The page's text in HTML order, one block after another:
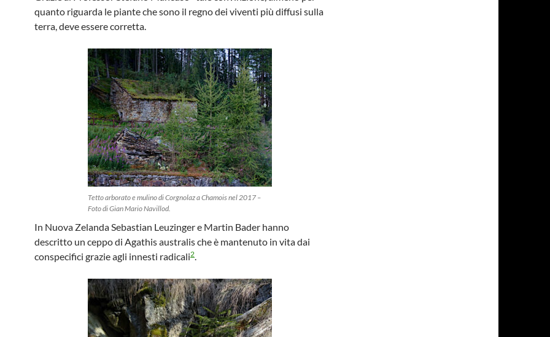
quanto riguarda le piante che sono il regno dei viventi più diffusi sulla
terra, deve essere corretta.
Tetto arborato e mulino di Corgnolaz a Chamois nel 2017 –
Foto di Gian Mario Navillod.
In Nuova Zelanda Sebastian Leuzinger e Martin Bader hanno
descritto un ceppo di Agathis australis che è mantenuto in vita dai
conspecifici grazie agli innesti radicali2.